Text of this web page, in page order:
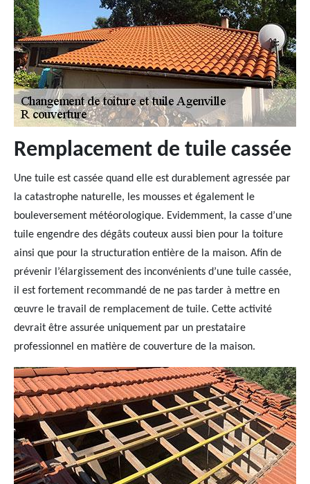
Remplacement de tuile cassée
Une tuile est cassée quand elle est durablement agressée par
la catastrophe naturelle, les mousses et également le
bouleversement météorologique. Evidemment, la casse d’une
tuile engendre des dégâts couteux aussi bien pour la toiture
ainsi que pour la structuration entière de la maison. Afin de
prévenir l’élargissement des inconvénients d’une tuile cassée,
il est fortement recommandé de ne pas tarder à mettre en
œuvre le travail de remplacement de tuile. Cette activité
devrait être assurée uniquement par un prestataire
professionnel en matière de couverture de la maison.